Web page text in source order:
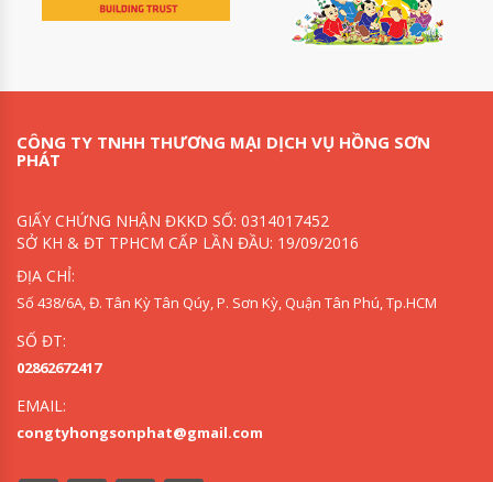
CÔNG TY TNHH THƯƠNG MẠI DỊCH VỤ HỒNG SƠN
PHÁT
GIẤY CHỨNG NHẬN ĐKKD SỐ: 0314017452
SỞ KH & ĐT TPHCM CẤP LẦN ĐẦU: 19/09/2016
ĐỊA CHỈ:
Số 438/6A, Đ. Tân Kỳ Tân Qúy, P. Sơn Kỳ, Quận Tân Phú, Tp.HCM
SỐ ĐT:
02862672417
EMAIL:
congtyhongsonphat@gmail.com